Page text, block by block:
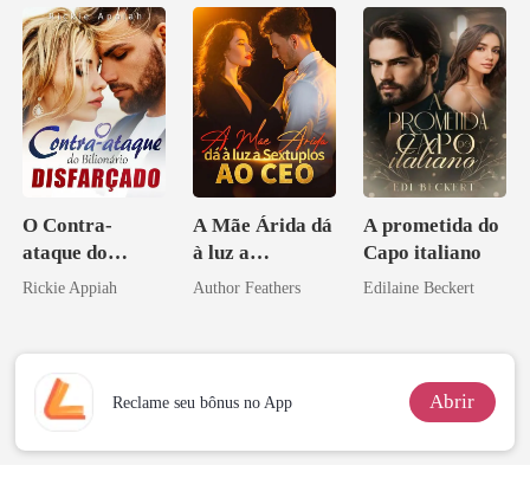
Marcada
O Contra-
ataque do
Bilionário
Rickie Appiah
A Mãe Árida dá
à luz a
Sextuplos ao
Author Feathers
A prometida do
Capo italiano
Edilaine Beckert
Reclame seu bônus no App Abrir